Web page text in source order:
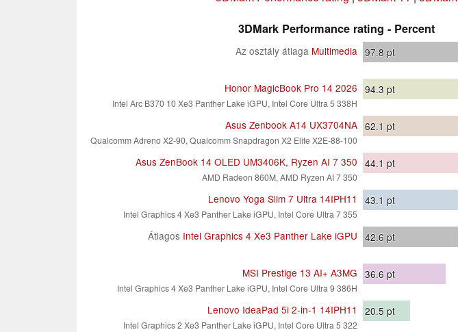
3DMark Performance rating - Percent
Az osztály átlaga Multimedia 97.8 pt
Honor MagicBook Pro 14 2026
Intel Arc B370 10 Xe3 Panther Lake iGPU, Intel Core Ultra 5 338H
94.3 pt
Asus Zenbook A14 UX3704NA
Qualcomm Adreno X2-90, Qualcomm Snapdragon X2 Elite X2E-88-100
62.1 pt
Asus ZenBook 14 OLED UM3406K, Ryzen AI 7 350
AMD Radeon 860M, AMD Ryzen AI 7 350
44.1 pt
Lenovo Yoga Slim 7 Ultra 14IPH11
Intel Graphics 4 Xe3 Panther Lake iGPU, Intel Core Ultra 7 355
43.1 pt
Átlagos Intel Graphics 4 Xe3 Panther Lake iGPU 42.6 pt
MSI Prestige 13 AI+ A3MG
Intel Graphics 4 Xe3 Panther Lake iGPU, Intel Core Ultra 9 386H
36.6 pt
Lenovo IdeaPad 5i 2-in-1 14IPH11
Intel Graphics 2 Xe3 Panther Lake iGPU, Intel Core Ultra 5 322
20.5 pt